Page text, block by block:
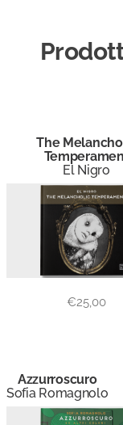
The
El Nigro
€25,00
Azzurroscuro
Sofia Romagnolo